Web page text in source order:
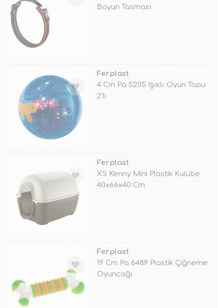
Boyun Tasması
Ferplast
4 Cm Pa 5205 Işıklı Oyun Topu
2'li
Ferplast
XS Kenny Mini Plastik Kulübe
40x66x40 Cm
Ferplast
19 Cm Pa 6489 Plastik Çiğneme
Oyuncağı